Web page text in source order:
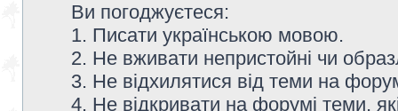
Ви погоджуєтеся:
1. Писати українською мовою.
2. Не вживати непристойні чи
3. Не відхилятися від теми на
4. Не відкривати на форумі теми,